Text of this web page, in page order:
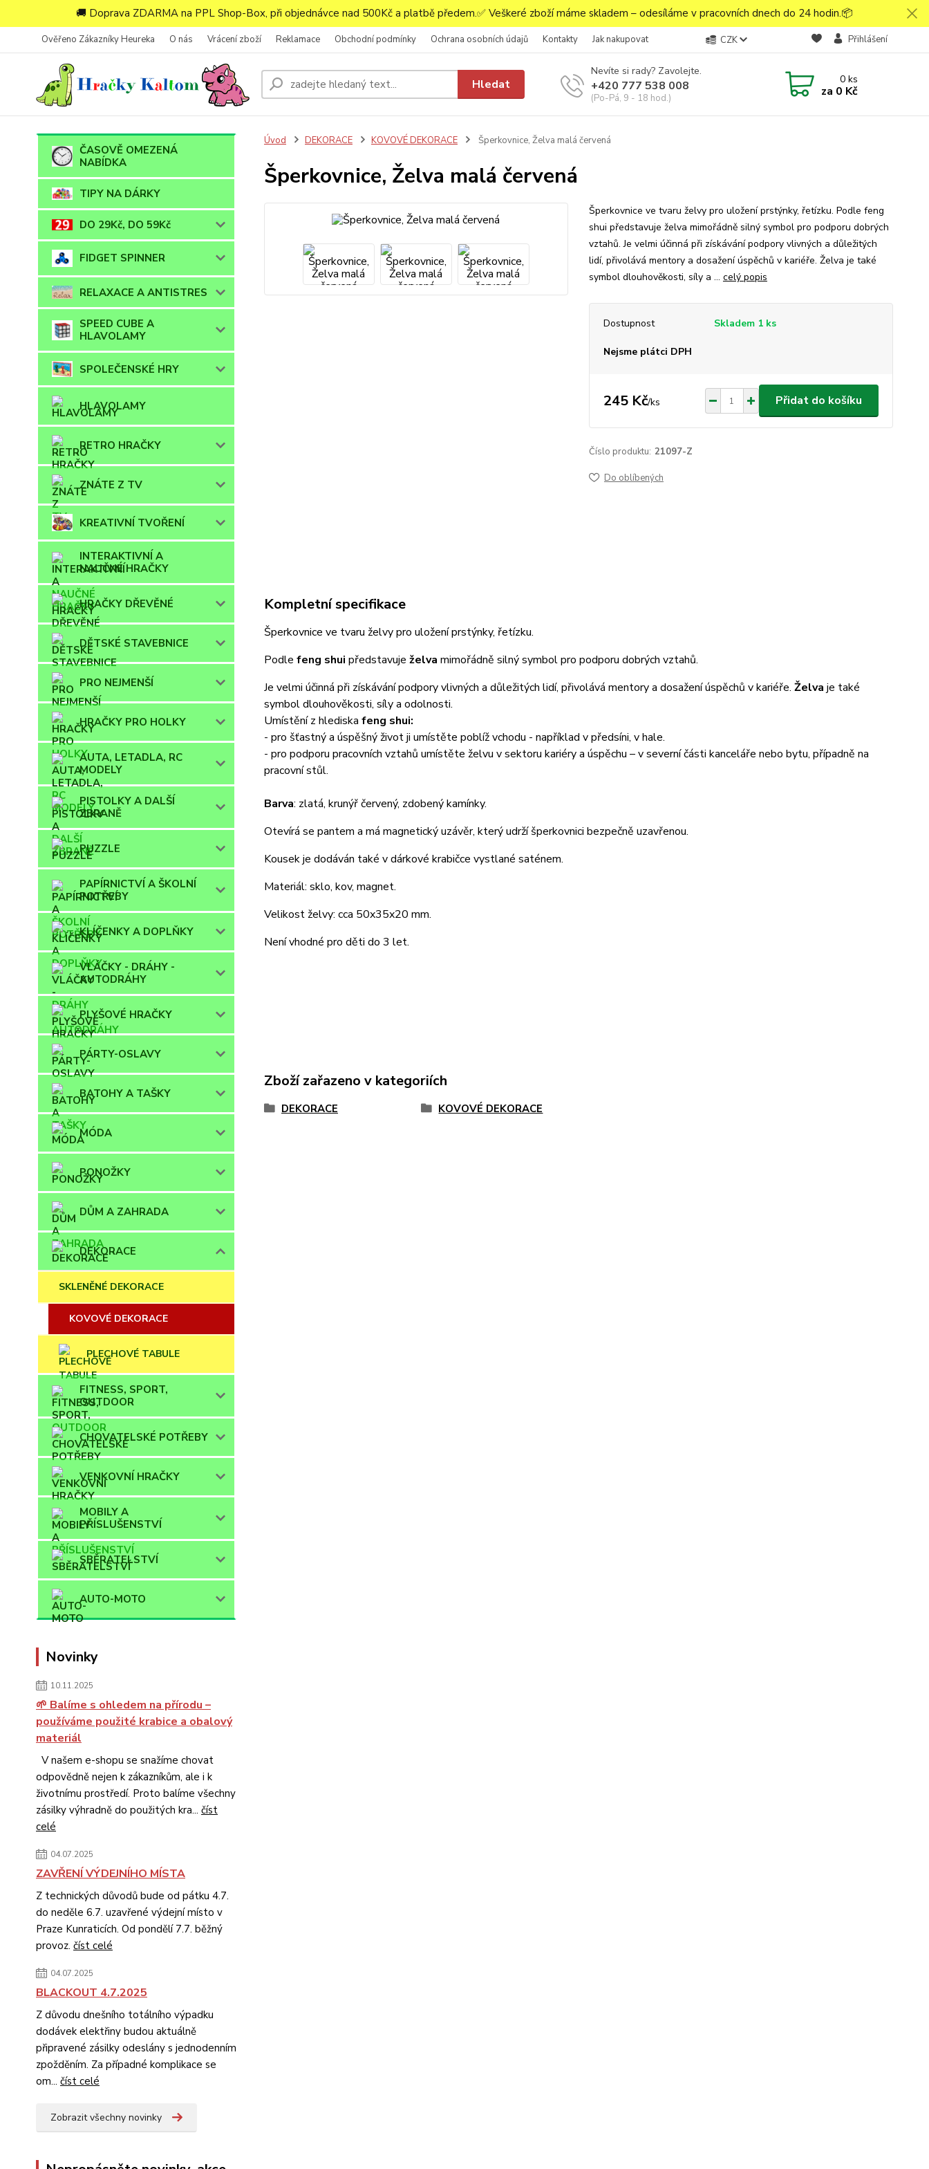
🚚 Doprava ZDARMA na PPL Shop-Box, při objednávce nad 500Kč a platbě předem.✅ Veškeré zboží máme skladem – odesíláme v pracovních dnech do 24 hodin.📦
Ověřeno Zákazníky Heureka O nás Vrácení zboží Reklamace Obchodní podmínky Ochrana osobních údajů Kontakty Jak nakupovat CZK Přihlášení
Hledat
Nevíte si rady? Zavolejte.
+420 777 538 008
(Po-Pá, 9 - 18 hod.)
0ks
za 0 Kč
ČASOVĚ OMEZENÁ
NABÍDKA
TIPY NA DÁRKY
DO 29Kč, DO 59Kč
FIDGET SPINNER
RELAXACE A ANTISTRES
SPEED CUBE A
HLAVOLAMY
SPOLEČENSKÉ HRY
HLAVOLAMY
RETRO HRAČKY
ZNÁTE Z TV
KREATIVNÍ TVOŘENÍ
INTERAKTIVNÍ A
NAUČNÉ HRAČKY
HRAČKY DŘEVĚNÉ
DĚTSKÉ STAVEBNICE
PRO NEJMENŠÍ
HRAČKY PRO HOLKY
AUTA, LETADLA, RC
MODELY
PISTOLKY A DALŠÍ
ZBRANĚ
PUZZLE
PAPÍRNICTVÍ A ŠKOLNÍ
POTŘEBY
KLÍČENKY A DOPLŇKY
VLÁČKY - DRÁHY -
AUTODRÁHY
PLYŠOVÉ HRAČKY
PÁRTY-OSLAVY
BATOHY A TAŠKY
MÓDA
PONOŽKY
DŮM A ZAHRADA
DEKORACE
SKLENĚNÉ DEKORACE
KOVOVÉ DEKORACE
PLECHOVÉ TABULE
FITNESS, SPORT,
OUTDOOR
CHOVATELSKÉ POTŘEBY
VENKOVNÍ HRAČKY
MOBILY A
PŘÍSLUŠENSTVÍ
SBĚRATELSTVÍ
AUTO-MOTO
Novinky
10.11.2025
🌱 Balíme s ohledem na přírodu –
používáme použité krabice a obalový
materiál
V našem e-shopu se snažíme chovat
odpovědně nejen k zákazníkům, ale i k
životnímu prostředí. Proto balíme všechny
zásilky výhradně do použitých kra... číst
celé
04.07.2025
ZAVŘENÍ VÝDEJNÍHO MÍSTA
Z technických důvodů bude od pátku 4.7.
do neděle 6.7. uzavřené výdejní místo v
Praze Kunraticích. Od pondělí 7.7. běžný
provoz. číst celé
04.07.2025
BLACKOUT 4.7.2025
Z důvodu dnešního totálního výpadku
dodávek elektřiny budou aktuálně
připravené zásilky odeslány s jednodenním
zpožděním. Za případné komplikace se
om... číst celé
Zobrazit všechny novinky
Úvod DEKORACE KOVOVÉ DEKORACE Šperkovnice, Želva malá červená
Šperkovnice, Želva malá červená
Šperkovnice ve tvaru želvy pro uložení prstýnky, řetízku. Podle feng
shui představuje želva mimořádně silný symbol pro podporu dobrých
vztahů. Je velmi účinná při získávání podpory vlivných a důležitých
lidí, přivolává mentory a dosažení úspěchů v kariéře. Želva je také
symbol dlouhověkosti, síly a ... celý popis
Dostupnost Skladem 1 ks
Nejsme plátci DPH
245 Kč/ks Přidat do košíku
Číslo produktu: 21097-Z
Do oblíbených
Kompletní specifikace
Šperkovnice ve tvaru želvy pro uložení prstýnky, řetízku.
Podle feng shui představuje želva mimořádně silný symbol pro podporu dobrých vztahů.
Je velmi účinná při získávání podpory vlivných a důležitých lidí, přivolává mentory a dosažení úspěchů v kariéře. Želva je také
symbol dlouhověkosti, síly a odolnosti.
Umístění z hlediska feng shui:
- pro šťastný a úspěšný život ji umístěte poblíž vchodu - například v předsíni, v hale.
- pro podporu pracovních vztahů umístěte želvu v sektoru kariéry a úspěchu – v severní části kanceláře nebo bytu, případně na
pracovní stůl.
Barva: zlatá, krunýř červený, zdobený kamínky.
Otevírá se pantem a má magnetický uzávěr, který udrží šperkovnici bezpečně uzavřenou.
Kousek je dodáván také v dárkové krabičce vystlané saténem.
Materiál: sklo, kov, magnet.
Velikost želvy: cca 50x35x20 mm.
Není vhodné pro děti do 3 let.
Zboží zařazeno v kategoriích
DEKORACE KOVOVÉ DEKORACE